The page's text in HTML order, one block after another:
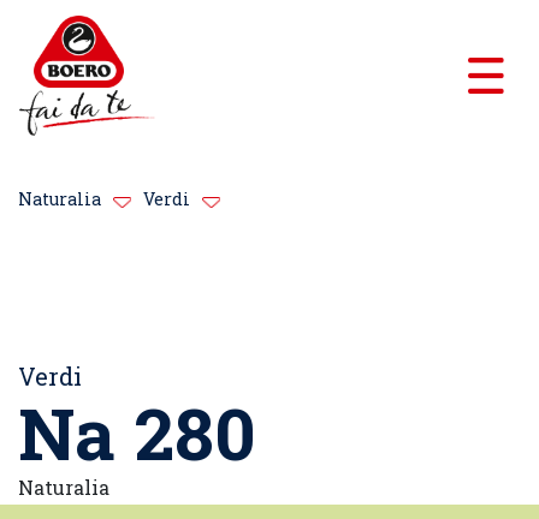
Naturalia Verdi
Verdi
Na 280
Naturalia